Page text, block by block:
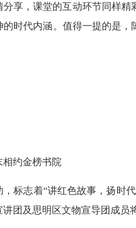
分享，课堂的互动环节同样
的时代内涵。值得一提的是
约金榜书院
标志着“讲红色故事，扬时
团及思明区文物宣导团成员